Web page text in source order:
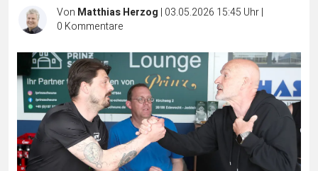
Von Matthias Herzog | 03.05.2026 15:45 Uhr|
0 Kommentare